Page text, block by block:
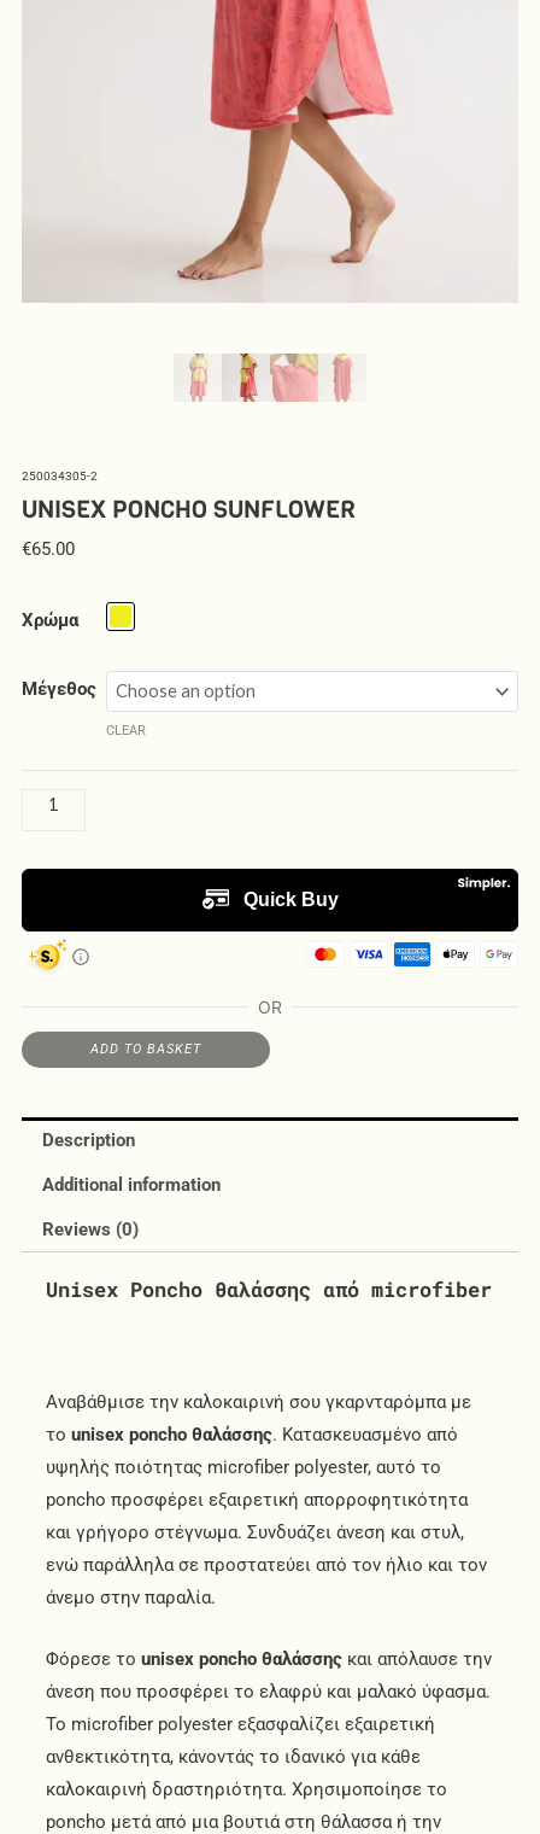
250034305-2
UNISEX PONCHO SUNFLOWER
€65.00
Χρώμα
Μέγεθος
CLEAR
Poncho
quantity
ADD TO BASKET
Description
Additional information
Reviews (0)
Unisex Poncho θαλάσσης από microfiber
Αναβάθμισε την καλοκαιρινή σου γκαρνταρόμπα με
το unisex poncho θαλάσσης. Κατασκευασμένο από
υψηλής ποιότητας microfiber polyester, αυτό το
poncho προσφέρει εξαιρετική απορροφητικότητα
και γρήγορο στέγνωμα. Συνδυάζει άνεση και στυλ,
ενώ παράλληλα σε προστατεύει από τον ήλιο και τον
άνεμο στην παραλία.
Φόρεσε το unisex poncho θαλάσσηςκαι απόλαυσε την
άνεση που προσφέρει το ελαφρύ και μαλακό ύφασμα.
Το microfiber polyester εξασφαλίζει εξαιρετική
ανθεκτικότητα, κάνοντάς το ιδανικό για κάθε
καλοκαιρινή δραστηριότητα. Χρησιμοποίησε το
poncho μετά από μια βουτιά στη θάλασσα ή την